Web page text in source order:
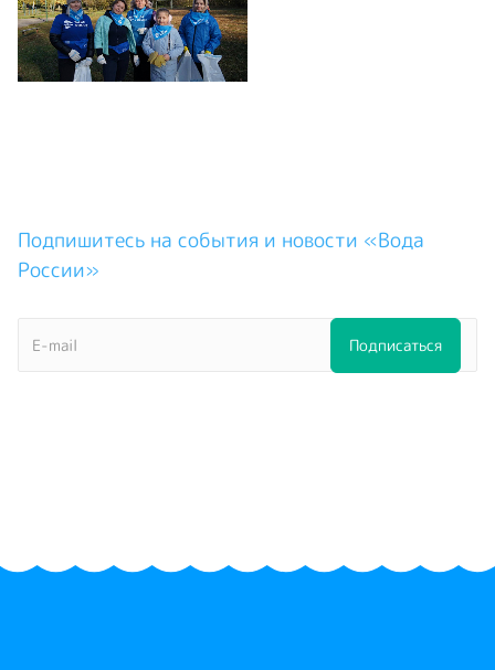
Подпишитесь на события и новости «Вода
России»